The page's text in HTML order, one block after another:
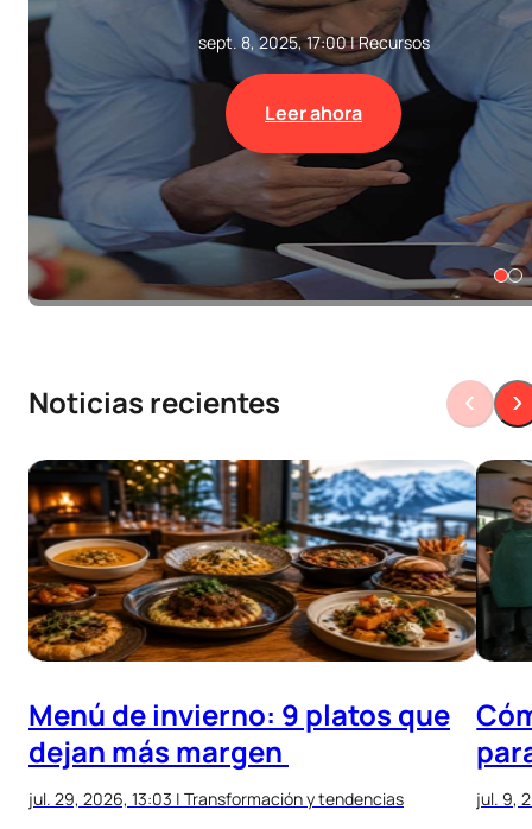
sept. 8, 2025, 17:00|Recursos
Leer ahora
Noticias recientes ‹ ›
Menú de invierno: 9 platos que
dejan más margen
jul. 29, 2026, 13:03 | Transformación y tendencias jul. 9,